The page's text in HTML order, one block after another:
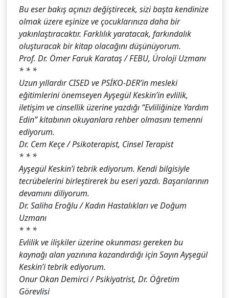
Bu eser bakış açınızı değiştirecek, sizi başta kendinize
olmak üzere eşinize ve çocuklarınıza daha bir
yakınlaştıracaktır. Farklılık yaratacak, farkındalık
oluşturacak bir kitap olacağını düşünüyorum.
Prof. Dr. Ömer Faruk Karataş / FEBU, Üroloji Uzmanı
* * *
Uzun yıllardır CISED ve PSİKO-DER’in mesleki
eğitimlerini önemseyen Ayşegül Keskin’in evlilik,
iletişim ve cinsellik üzerine yazdığı “Evliliğinize Yardım
Edin” kitabının okuyanlara rehber olmasını temenni
ediyorum.
Dr. Cem Keçe / Psikoterapist, Cinsel Terapist
* * *
Ayşegül Keskin’i tebrik ediyorum. Kendi bilgisiyle
tecrübelerini birleştirerek bu eseri yazdı. Başarılarının
devamını diliyorum.
Dr. Saliha Eroğlu / Kadın Hastalıkları ve Doğum
Uzmanı
* * *
Evlilik ve ilişkiler üzerine okunması gereken bu
kaynağı alan yazınına kazandırdığı için Sayın Ayşegül
Keskin’i tebrik ediyorum.
Onur Okan Demirci / Psikiyatrist, Dr. Öğretim
Görevlisi